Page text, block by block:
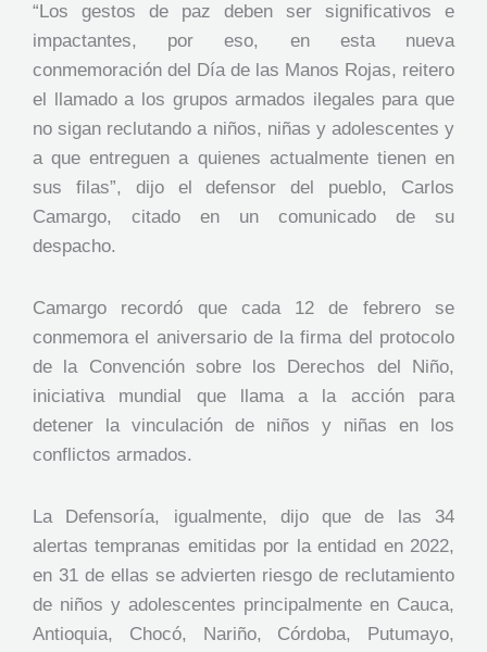
“Los gestos de paz deben ser significativos e
impactantes, por eso, en esta nueva
conmemoración del Día de las Manos Rojas, reitero
el llamado a los grupos armados ilegales para que
no sigan reclutando a niños, niñas y adolescentes y
a que entreguen a quienes actualmente tienen en
sus filas”, dijo el defensor del pueblo, Carlos
Camargo, citado en un comunicado de su
despacho.
Camargo recordó que cada 12 de febrero se
conmemora el aniversario de la firma del protocolo
de la Convención sobre los Derechos del Niño,
iniciativa mundial que llama a la acción para
detener la vinculación de niños y niñas en los
conflictos armados.
La Defensoría, igualmente, dijo que de las 34
alertas tempranas emitidas por la entidad en 2022,
en 31 de ellas se advierten riesgo de reclutamiento
de niños y adolescentes principalmente en Cauca,
Antioquia, Chocó, Nariño, Córdoba, Putumayo,